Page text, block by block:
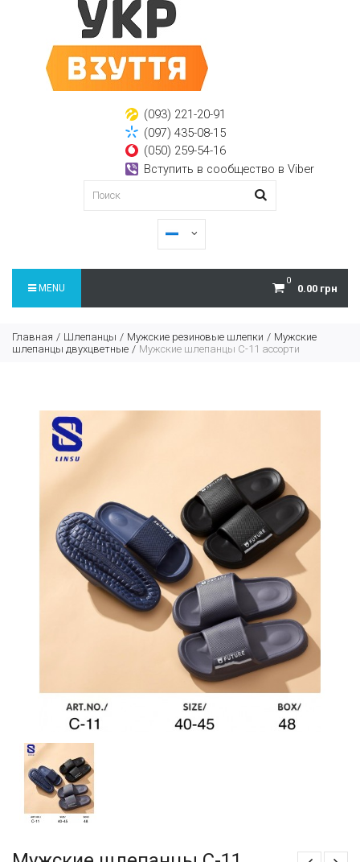
(093) 221-20-91
(097) 435-08-15
(050) 259-54-16
Вступить в сообщество в Viber
0
0.00 грн
MENU
Главная Шлепанцы Мужские резиновые шлепки
Мужские
шлепанцы двухцветные
Мужские шлепанцы C-11 ассорти